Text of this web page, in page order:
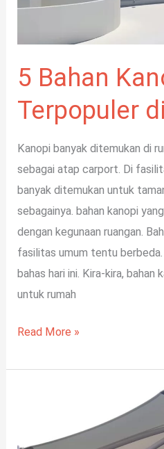
5 Bahan
Terpopuler
Kanopi banyak ditemukan di
sebagai atap carport. Di
banyak ditemukan untuk
sebagainya. bahan kanopi
dengan kegunaan ruangan.
fasilitas umum tentu
bahas hari ini. Kira-kira, bahan
untuk rumah
Read More »
Canopy